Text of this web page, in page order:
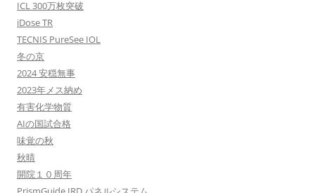
ICL 300万枚突破
iDose TR
TECNIS PureSee IOL
冬の京
2024 安穏無事
2023年メス納め
有害化学物質
AIの国試合格
味覚の秋
秋晴
開院１０周年